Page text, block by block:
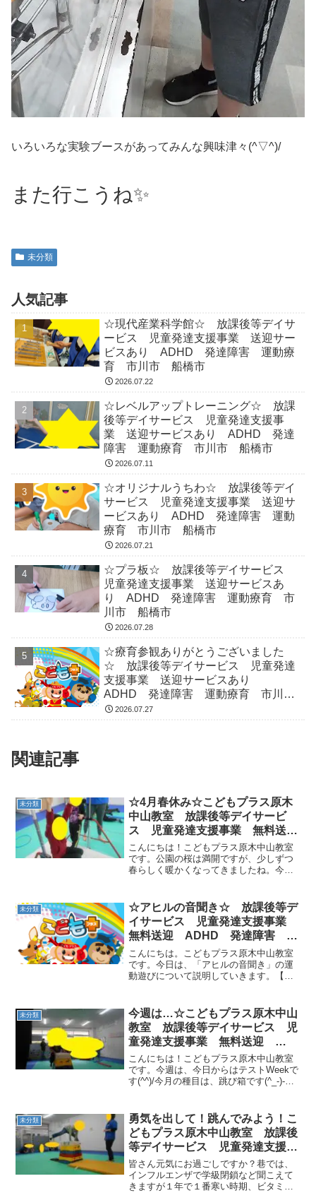
いろいろな実験ブースがあってみんな興味津々(^▽^)/
また行こうね✨
未分類
人気記事
☆現代産業科学館☆ 放課後等デイサ
ービス 児童発達支援事業 送迎サー
ビスあり ADHD 発達障害 運動療
育 市川市 船橋市
2026.07.22
☆レベルアップトレーニング☆ 放課
後等デイサービス 児童発達支援事
業 送迎サービスあり ADHD 発達
障害 運動療育 市川市 船橋市
2026.07.11
☆オリジナルうちわ☆ 放課後等デイ
サービス 児童発達支援事業 送迎サ
ービスあり ADHD 発達障害 運動
療育 市川市 船橋市
2026.07.21
☆プラ板☆ 放課後等デイサービス
児童発達支援事業 送迎サービスあ
り ADHD 発達障害 運動療育 市
川市 船橋市
2026.07.28
☆療育参観ありがとうございました
☆ 放課後等デイサービス 児童発達
支援事業 送迎サービスあり
ADHD 発達障害 運動療育 市川
市 船橋市
2026.07.27
関連記事
未分類
☆4月春休み☆こどもプラス原木
中山教室 放課後等デイサービ
ス 児童発達支援事業 無料送
迎 ADHD 発達障害 運動療
育 市川市 船橋市
こんにちは！こどもプラス原木中山教室
です。公園の桜は満開ですが、少しずつ
春らしく暖かくなってきましたね。今日
ランニング②準備体操、ストレッチ、体
幹③ワニさん歩き、サルの...
未分類
☆アヒルの音聞き☆ 放課後等デ
イサービス 児童発達支援事業
無料送迎 ADHD 発達障害 運
動療育 市川市 船橋市
こんにちは。こどもプラス原木中山教室
です。今日は、「アヒルの音聞き」の運
動遊びについて説明していきます。【実
の動きをします。・タンバリンが止まっ
たら、アヒル姿勢で止まり...
未分類
今週は…☆こどもプラス原木中山
教室 放課後等デイサービス 児
童発達支援事業 無料送迎
ADHD 発達障害 運動療育 市
川市 船橋市
こんにちは！こどもプラス原木中山教室
です。今週は、今日からはテストWeekで
す(^^)/今月の種目は、跳び箱です(^_-)-☆
て一緒にできるようになろう！！！
未分類
勇気を出して！跳んでみよう！こ
どもプラス原木中山教室 放課後
等デイサービス 児童発達支援事
業 無料送迎 ADHD 発達障
害 運動療育 市川市 船橋市
皆さん元気にお過ごしですか？巷では、
インフルエンザで学級閉鎖など聞こえて
きますが１年で１番寒い時期、ビタミン